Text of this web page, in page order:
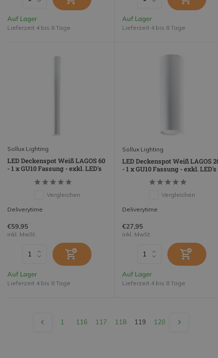
Auf Lager
Lieferzeit 4 bis 8 Tage
Auf Lager
Lieferzeit 4 bis 8 Tage
Sollux Lighting
LED Deckenspot Weiß LAGOS 60
- 1 x GU10 Fassung - exkl. LED's
Vergleichen
Deliverytime
€59,95
inkl. MwSt.
Auf Lager
Lieferzeit 4 bis 8 Tage
Sollux Lighting
LED Deckenspot Weiß LAGOS
- 1 x GU10 Fassung - exkl. LED's
Vergleichen
Deliverytime
€27,95
inkl. MwSt.
Auf Lager
Lieferzeit 4 bis 8 Tage
1 116 117 118 119 120